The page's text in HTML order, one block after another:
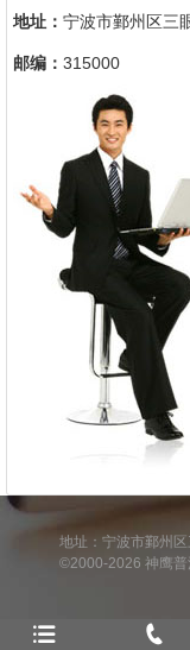
地址： 宁波市鄞州区三
邮编： 315000
地址：宁波市鄞州
©2000-2026 神鹰普